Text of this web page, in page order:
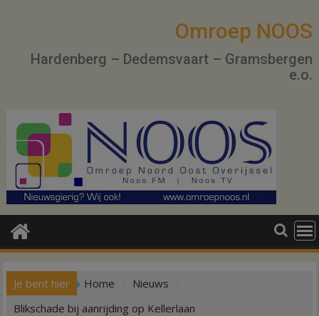
Omroep NOOS
Hardenberg – Dedemsvaart – Gramsbergen
e.o.
Je bent hier Home
Nieuws
Blikschade bij aanrijding op Kellerlaan